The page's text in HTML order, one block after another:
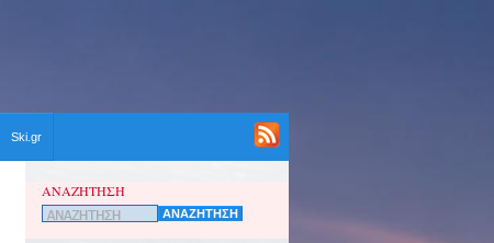
Ski.gr
ΑΝΑΖΗΤΗΣΗ